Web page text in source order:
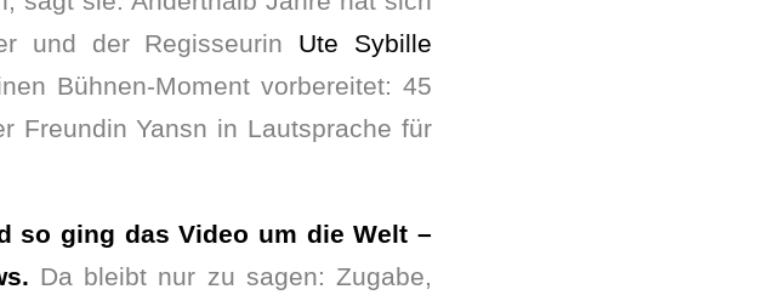
und der Regisseurin Ute Sybille
Bühnen-Moment vorbereitet: 45
Freundin Yansn in Lautsprache für
so ging das Video um die Welt –
. Da bleibt nur zu sagen: Zugabe,